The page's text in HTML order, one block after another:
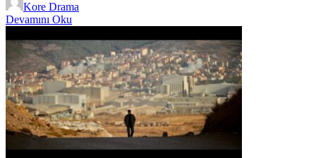
Kore Drama
Devamını Oku